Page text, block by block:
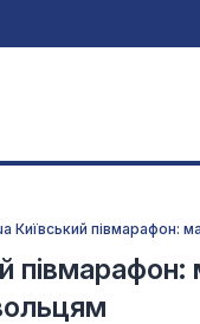
Київський півмарафон: